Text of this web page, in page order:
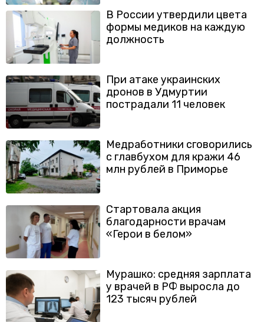
В России утвердили цвета
формы медиков на каждую
должность
При атаке украинских
дронов в Удмуртии
пострадали 11 человек
Медработники сговорились
с главбухом для кражи 46
млн рублей в Приморье
Стартовала акция
благодарности врачам
«Герои в белом»
Мурашко: средняя зарплата
у врачей в РФ выросла до
123 тысяч рублей